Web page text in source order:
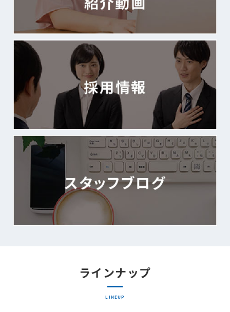
ラインナップ
LINEUP